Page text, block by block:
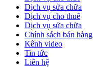
Dịch vụ sửa chữa
Dịch vụ cho thuê
Dịch vụ sửa chữa
Chính sách bán hàng
Kênh video
Tin tức
Liên hệ